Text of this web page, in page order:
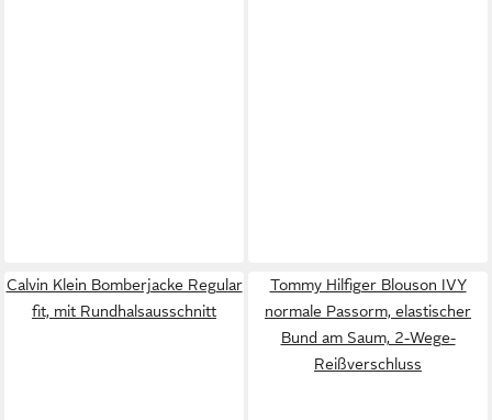
Calvin Klein Bomberjacke Regular
fit, mit Rundhalsausschnitt
Tommy Hilfiger Blouson IVY
normale Passorm, elastischer
Bund am Saum, 2-Wege-
Reißverschluss